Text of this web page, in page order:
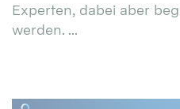
Experten, dabei aber
werden. ...